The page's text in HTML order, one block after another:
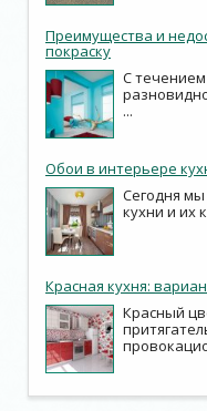
Преимущества и
покраску
С
...
Обои в интерьере
Сегодня
кухни и их
Красная кухня:
Красный